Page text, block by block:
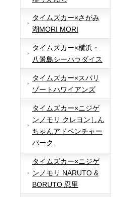
タイムズカー×さがみ
湖MORI MORI
タイムズカー×横浜・
八景島シーパラダイス
タイムズカー×スパリ
ゾートハワイアンズ
タイムズカー×ニジゲ
ンノモリ クレヨンしん
ちゃんアドベンチャー
パーク
タイムズカー×ニジゲ
ンノモリ NARUTO &
BORUTO 忍里